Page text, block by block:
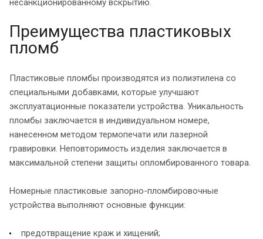
несанкционированному вскрытию.
Преимущества пластиковых
пломб
Пластиковые пломбы производятся из полиэтилена со
специальными добавками, которые улучшают
эксплуатационные показатели устройства. Уникальность
пломбы заключается в индивидуальном номере,
нанесенном методом термопечати или лазерной
гравировки. Неповторимость изделия заключается в
максимальной степени защиты опломбированного товара.
Номерные пластиковые запорно-пломбировочные
устройства выполняют основные функции:
предотвращение краж и хищений;